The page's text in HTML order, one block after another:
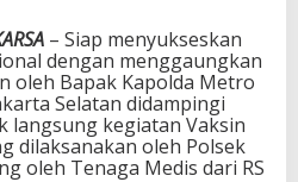
– Siap menyukseskan
dengan menggaungkan
oleh Bapak Kapolda Metro
Selatan didampingi
langsung kegiatan Vaksin
dilaksanakan oleh Polsek
oleh Tenaga Medis dari RS